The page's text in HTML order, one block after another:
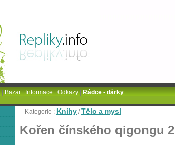
Kategorie : Knihy /Tělo a mysl
Kořen čínského qigongu 2
|Bazar|Informace|Odkazy|Rádce - dárky